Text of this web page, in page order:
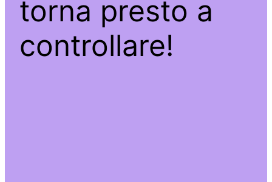
torna presto a
controllare!